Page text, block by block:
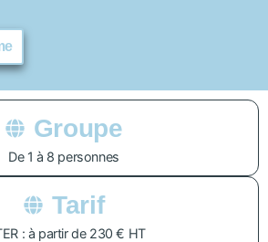
Groupe
De 1 à 8 personnes
Tarif
: à partir de 230 € HT